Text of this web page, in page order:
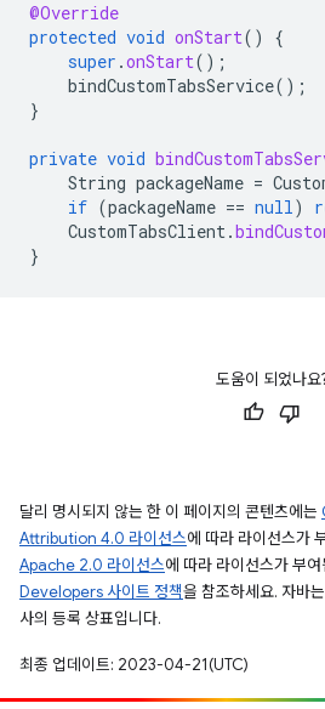
@Override
protected void onStart()
{
super .onStart();
bindCustomTabsService();
}
private void
String packageName =
if (packageName == null)
CustomTabsClient.
}
도움이 되었나요
달리 명시되지 않는 한 이 페이지의 콘텐츠에는
Attribution 4.0 라이선스에 따라 라이선스가
Apache 2.0 라이선스에 따라 라이선스가 부
Developers 사이트 정책을 참조하세요. 자바
사의 등록 상표입니다.
최종 업데이트: 2023-04-21(UTC)